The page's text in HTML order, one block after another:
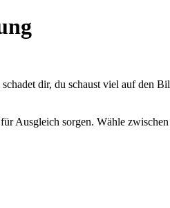
dir, du schaust viel auf den
Ausgleich sorgen. Wähle